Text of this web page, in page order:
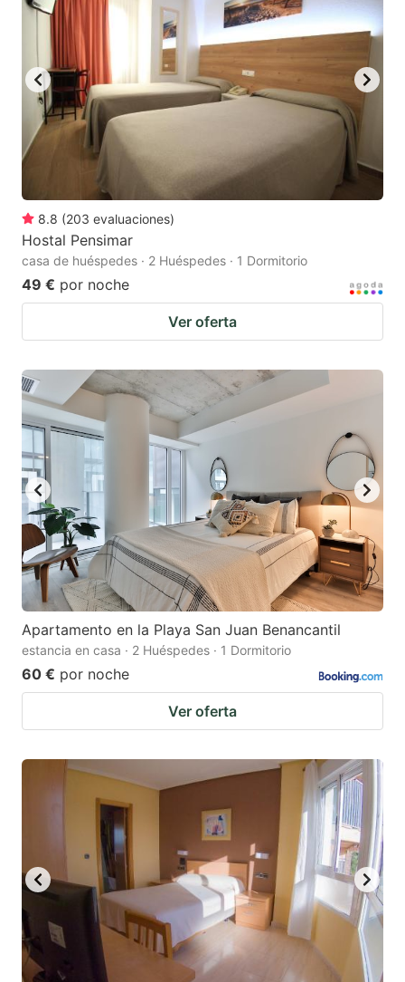
8.8 (203 evaluaciones)
Hostal Pensimar
casa de huéspedes · 2 Huéspedes · 1 Dormitorio
49 € por noche
Ver oferta
Apartamento en la Playa San Juan Benancantil
estancia en casa · 2 Huéspedes · 1 Dormitorio
60 € por noche
Ver oferta